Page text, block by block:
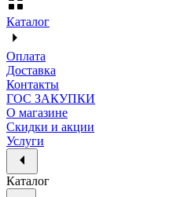
Каталог
Оплата
Доставка
Контакты
ГОС ЗАКУПКИ
О магазине
Скидки и акции
Услуги
Каталог